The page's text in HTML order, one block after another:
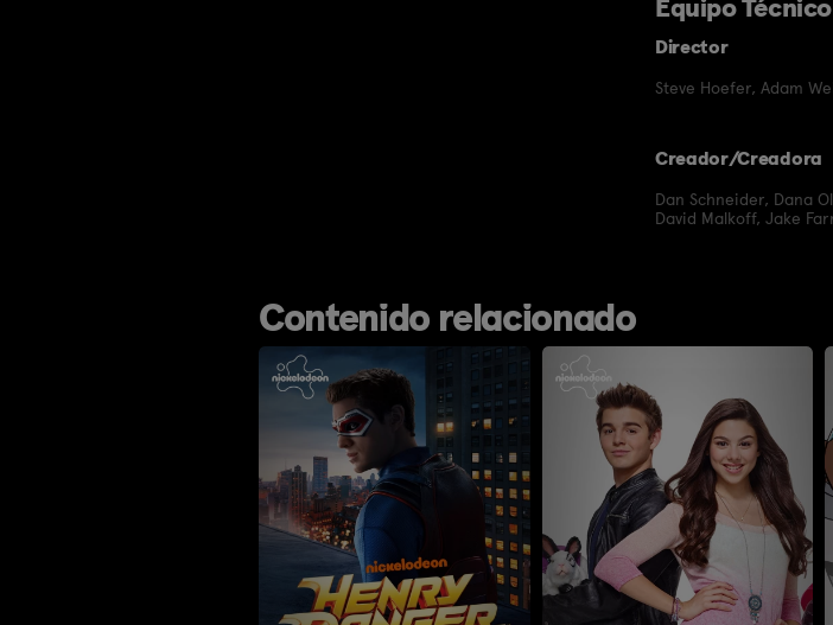
Equipo Técnico
Director
Steve Hoefer, Adam
Creador/Creadora
Dan Schneider, Dana
David Malkoff,Jake
Contenido relacionado